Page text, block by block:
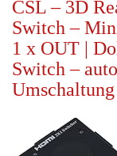
CSL – 3D
Switch –
1 x OUT |
Switch –
Umschaltung